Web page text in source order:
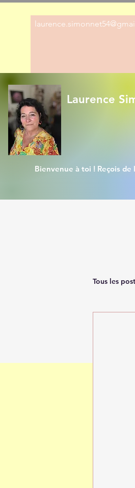
Laurence
Bienvenue à toi ! Reçois
Tous les